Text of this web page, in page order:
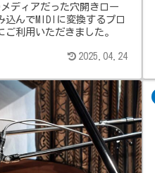
ディアだった穴開きロー
込んでMIDIに変換するプロ
利用いただきました。
2025.04.24